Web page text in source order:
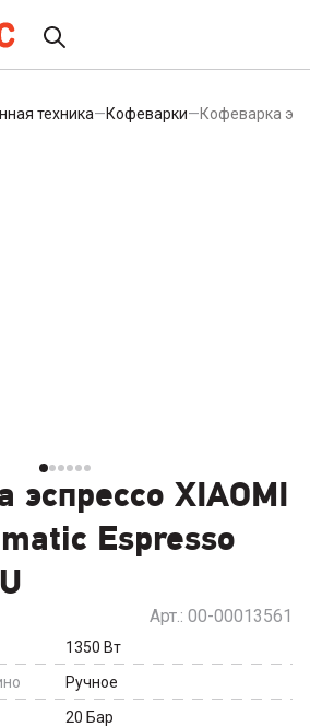
техника—Кофеварки—Кофеварка
эспрессо XIAOMI
Espresso
Арт.: 00-00013561
1350 Вт
Ручное
20 Бар